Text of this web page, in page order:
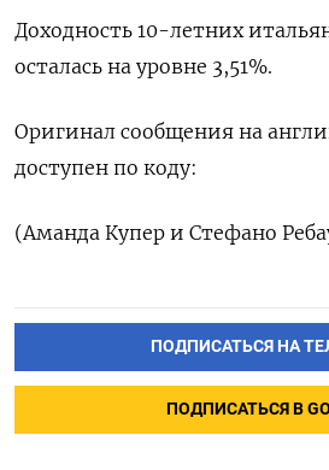
Доходность 10-летних
осталась на уровне 3,51%.
Оригинал сообщения на
доступен по коду:
(Аманда Купер и Стефано
ПОДПИСАТЬСЯ НА
ПОДПИСАТЬСЯ В